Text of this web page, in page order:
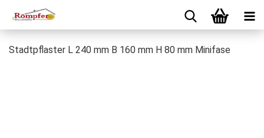
Stadtpflaster L 240 mm B 160 mm H 80 mm Minifase